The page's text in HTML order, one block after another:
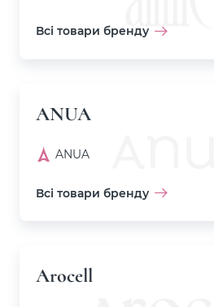
Всі товари бренду
ANUA
ANUA
Всі товари бренду
Arocell